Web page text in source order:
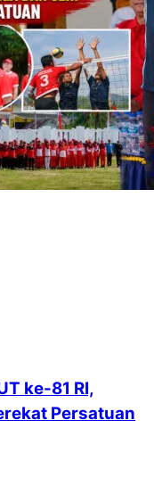
ke-81 RI,
Persatuan